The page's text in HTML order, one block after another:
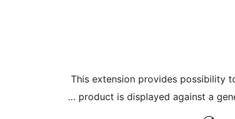
This extension provides possibility
product is displayed against a